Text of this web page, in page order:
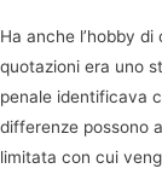
Ha anche l’hobby
quotazioni era uno
penale identificava
differenze possono
limitata con cui